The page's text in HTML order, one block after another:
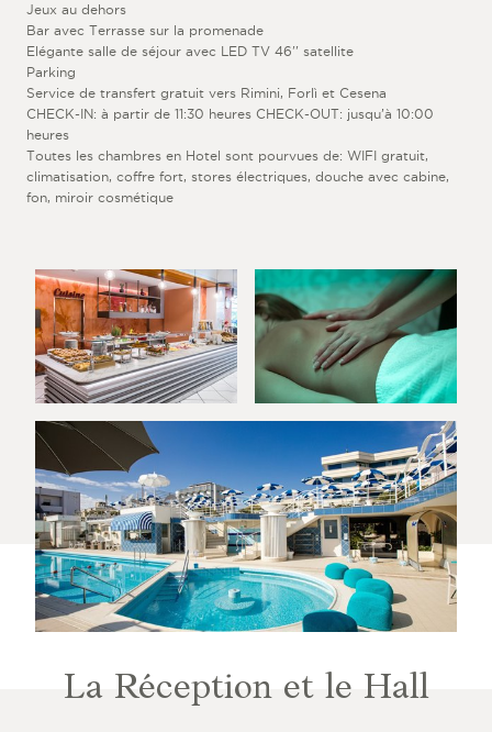
Jeux au dehors
Bar avec Terrasse sur la promenade
Elégante salle de séjour avec LED TV 46'' satellite
Parking
Service de transfert gratuit vers Rimini, Forlì et Cesena
CHECK-IN: à partir de 11:30 heures CHECK-OUT: jusqu’à 10:00
heures
Toutes les chambres en Hotel sont pourvues de: WIFI gratuit,
climatisation, coffre fort, stores électriques, douche avec cabine,
fon, miroir cosmétique
La Réception et le Hall